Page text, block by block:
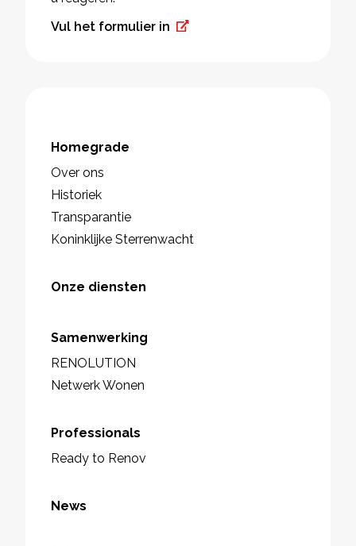
Vul het formulier in
Homegrade
Over ons
Historiek
Transparantie
Koninklijke Sterrenwacht
Onze diensten
Samenwerking
RENOLUTION
Netwerk Wonen
Professionals
Ready to Renov
News